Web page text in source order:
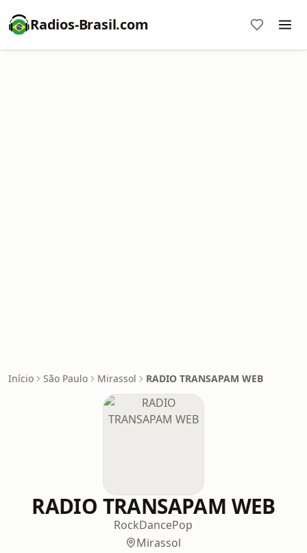
Radios-Brasil.com
Início São Paulo Mirassol RADIO TRANSAPAM WEB
RADIO TRANSAPAM WEB
RockDancePop
Mirassol